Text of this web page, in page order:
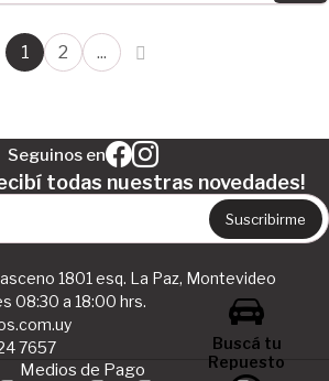
1 2 ...
Buscá tu
Repuesto
Seguinos en
todas nuestras novedades!
Suscribirme
1801 esq. La Paz, Montevideo
08:30 a 18:00 hrs.
7657
Medios de Pago